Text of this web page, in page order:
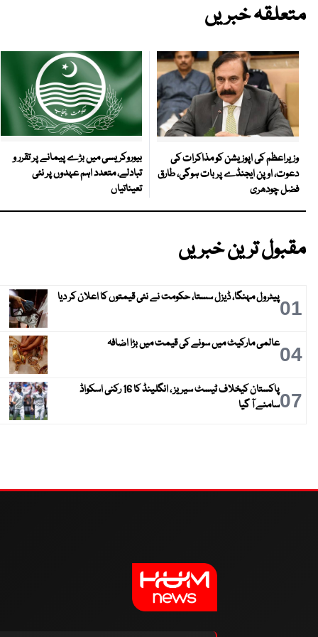
متعلقہ خبریں
وزیراعظم کی اپوزیشن کو مذاکرات کی
دعوت، اوپن ایجنڈے پر بات ہوگی، طارق
فضل چودھری
بیوروکریسی میں بڑے پیمانے پر تقرر و
تبادلے، متعدد اہم عہدوں پر نئی
تعیناتیاں
مقبول ترین خبریں
01پیٹرول مہنگا، ڈیزل سستا، حکومت نے نئی قیمتوں کا اعلان کر دیا
04عالمی مارکیٹ میں سونے کی قیمت میں بڑا اضافہ
07
پاکستان کیخلاف ٹیسٹ سیریز ، انگلینڈ کا 16 رکنی اسکواڈ
سامنے آ گیا